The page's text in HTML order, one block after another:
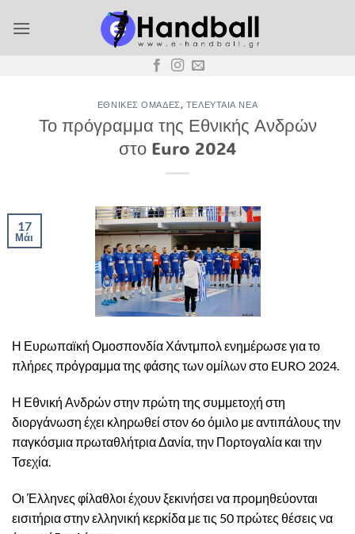
στο
ΕΘΝΙΚΈΣ ΟΜΆΔΕΣ, ΤΕΛΕΥΤΑΊΑ ΝΈΑ
Το πρόγραμμα της Εθνικής Ανδρών
στο Euro 2024
17
Μάι
Η Ευρωπαϊκή Ομοσπονδία Χάντμπολ ενημέρωσε για το
πλήρες πρόγραμμα της φάσης των ομίλων στο EURO 2024.
Η Εθνική Ανδρών στην πρώτη της συμμετοχή στη
διοργάνωση έχει κληρωθεί στον 6ο όμιλο με αντιπάλους την
παγκόσμια πρωταθλήτρια Δανία, την Πορτογαλία και την
Τσεχία.
Οι Έλληνες φίλαθλοι έχουν ξεκινήσει να προμηθεύονται
εισιτήρια στην ελληνική κερκίδα με τις 50 πρώτες θέσεις να